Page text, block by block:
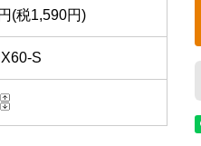
(税1,590円)
S